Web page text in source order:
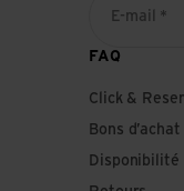
E-mail *
FAQ
Click &
Bons